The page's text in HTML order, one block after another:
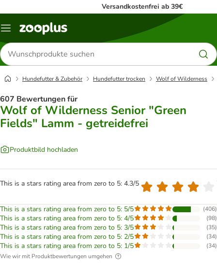
Versandkostenfrei ab 39€
Menü
Produkte
suchen
Hundefutter & Zubehör Hundefutter trocken Wolf of Wilderness
607 Bewertungen für
Wolf of Wilderness Senior "Green
Fields" Lamm - getreidefrei
Produktbild hochladen
This is a stars rating area from zero to 5: 4.3/5
This is a stars rating area from zero to 5: 5/5 (406)
This is a stars rating area from zero to 5: 4/5 (98)
This is a stars rating area from zero to 5: 3/5 (35)
This is a stars rating area from zero to 5: 2/5 (34)
This is a stars rating area from zero to 5: 1/5 (34)
Wie wir mit Produktbewertungen umgehen